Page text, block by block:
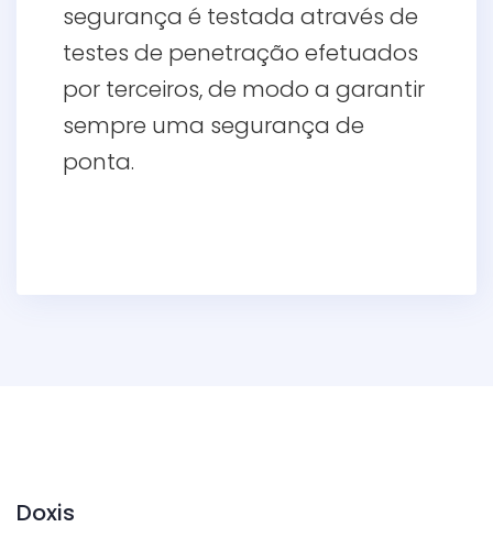
segurança é testada através de
testes de penetração efetuados
por terceiros, de modo a garantir
sempre uma segurança de
ponta.
Doxis